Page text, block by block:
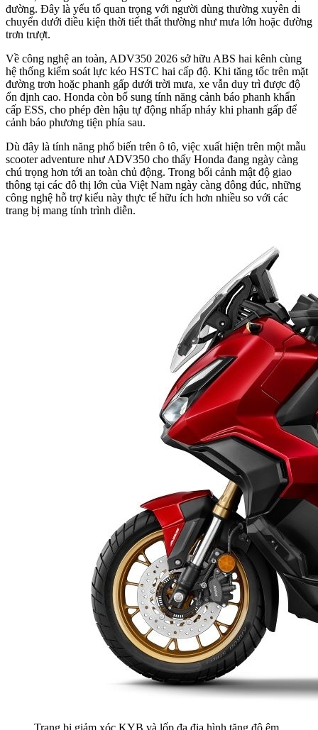
đường. Đây là yếu tố quan trọng với người dùng thường xuyên di
chuyển dưới điều kiện thời tiết thất thường như mưa lớn hoặc đường
trơn trượt.
Về công nghệ an toàn, ADV350 2026 sở hữu ABS hai kênh cùng
hệ thống kiểm soát lực kéo HSTC hai cấp độ. Khi tăng tốc trên mặt
đường trơn hoặc phanh gấp dưới trời mưa, xe vẫn duy trì được độ
ổn định cao. Honda còn bổ sung tính năng cảnh báo phanh khẩn
cấp ESS, cho phép đèn hậu tự động nhấp nháy khi phanh gấp để
cảnh báo phương tiện phía sau.
Dù đây là tính năng phổ biến trên ô tô, việc xuất hiện trên một mẫu
scooter adventure như ADV350 cho thấy Honda đang ngày càng
chú trọng hơn tới an toàn chủ động. Trong bối cảnh mật độ giao
thông tại các đô thị lớn của Việt Nam ngày càng đông đúc, những
công nghệ hỗ trợ kiểu này thực tế hữu ích hơn nhiều so với các
trang bị mang tính trình diễn.
Trang bị giảm xóc KYB và lốp đa địa hình tăng độ êm